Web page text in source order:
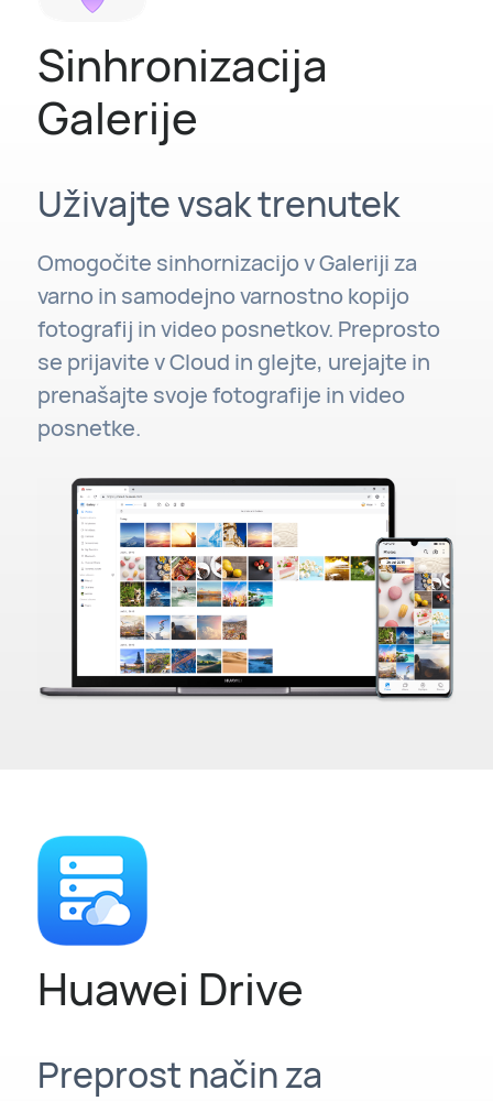
Sinhronizacija
Galerije
Uživajte vsak trenutek
Omogočite sinhornizacijo v Galeriji za
varno in samodejno varnostno kopijo
fotografij in video posnetkov. Preprosto
se prijavite v Cloud in glejte, urejajte in
prenašajte svoje fotografije in video
posnetke.
Huawei Drive
Preprost način za